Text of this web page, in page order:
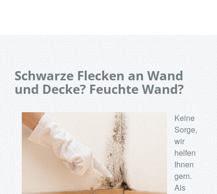
Schwarze Flecken an Wand
und Decke? Feuchte Wand?
Keine
Sorge,
wir
helfen
Ihnen
gern.
Als